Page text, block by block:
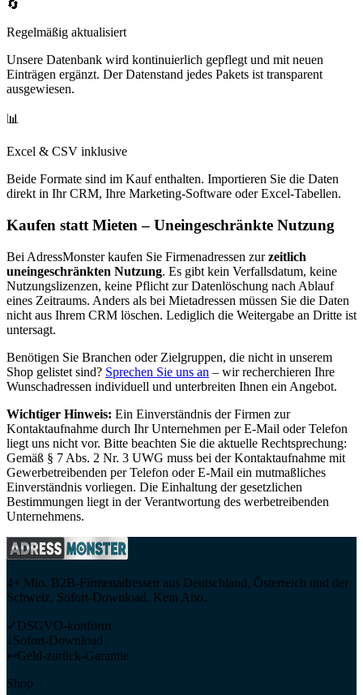
🔄
Regelmäßig aktualisiert
Unsere Datenbank wird kontinuierlich gepflegt und mit neuen
Einträgen ergänzt. Der Datenstand jedes Pakets ist transparent
ausgewiesen.
📊
Excel & CSV inklusive
Beide Formate sind im Kauf enthalten. Importieren Sie die Daten
direkt in Ihr CRM, Ihre Marketing-Software oder Excel-Tabellen.
Kaufen statt Mieten – Uneingeschränkte Nutzung
Bei AdressMonster kaufen Sie Firmenadressen zur zeitlich
uneingeschränkten Nutzung. Es gibt kein Verfallsdatum, keine
Nutzungslizenzen, keine Pflicht zur Datenlöschung nach Ablauf
eines Zeitraums. Anders als bei Mietadressen müssen Sie die Daten
nicht aus Ihrem CRM löschen. Lediglich die Weitergabe an Dritte ist
untersagt.
Benötigen Sie Branchen oder Zielgruppen, die nicht in unserem
Shop gelistet sind? Sprechen Sie uns an – wir recherchieren Ihre
Wunschadressen individuell und unterbreiten Ihnen ein Angebot.
Wichtiger Hinweis: Ein Einverständnis der Firmen zur
Kontaktaufnahme durch Ihr Unternehmen per E-Mail oder Telefon
liegt uns nicht vor. Bitte beachten Sie die aktuelle Rechtsprechung:
Gemäß § 7 Abs. 2 Nr. 3 UWG muss bei der Kontaktaufnahme mit
Gewerbetreibenden per Telefon oder E-Mail ein mutmaßliches
Einverständnis vorliegen. Die Einhaltung der gesetzlichen
Bestimmungen liegt in der Verantwortung des werbetreibenden
Unternehmens.
4+ Mio. B2B-Firmenadressen aus Deutschland, Österreich und der
Schweiz. Sofort-Download. Kein Abo.
✓ DSGVO-konform
↓Sofort-Download
↩Geld-zurück-Garantie
Shop